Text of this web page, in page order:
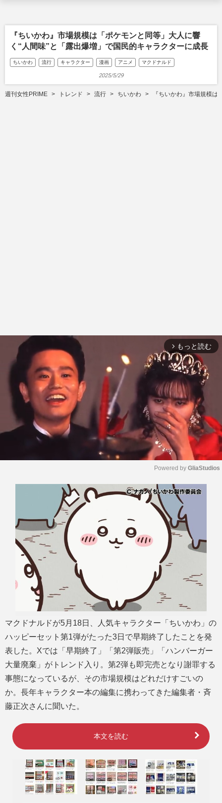
『ちいかわ』市場規模は「ポケモンと同等」大人に響
く“人間味”と「露出爆増」で国民的キャラクターに成長
ちいかわ 流行 キャラクター 漫画 アニメ マクドナルド
2025/5/29
週刊女性PRIME トレンド 流行 ちいかわ 『ちいかわ』市場規模
arrow_forward_ios もっと読む
M
e
Powered by GliaStudios
マクドナルドが5月18日、人気キャラクター「ちいかわ」の
ハッピーセット第1弾がたった3日で早期終了したことを発
表した。Xでは「早期終了」「第2弾販売」「ハンバーガー
大量廃棄」がトレンド入り。第2弾も即完売となり謝罪する
事態になっているが、その市場規模はどれだけすごいの
か。長年キャラクター本の編集に携わってきた編集者・斉
藤正次さんに聞いた。
本文を読む